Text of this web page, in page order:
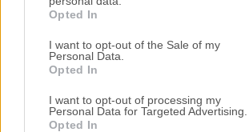
Opted In
I want to opt-out of the Sale of my
Personal Data.
Opted In
I want to opt-out of processing my
Personal Data for Targeted Advertising.
Opted In